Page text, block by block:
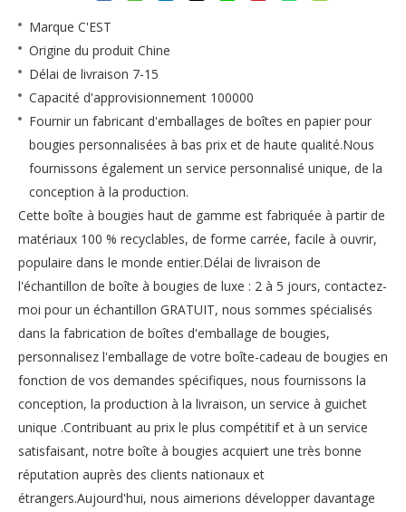
Marque C'EST
Origine du produit Chine
Délai de livraison 7-15
Capacité d'approvisionnement 100000
Fournir un fabricant d'emballages de boîtes en papier pour
bougies personnalisées à bas prix et de haute qualité.Nous
fournissons également un service personnalisé unique, de la
conception à la production.
Cette boîte à bougies haut de gamme est fabriquée à partir de
matériaux 100 % recyclables, de forme carrée, facile à ouvrir,
populaire dans le monde entier.Délai de livraison de
l'échantillon de boîte à bougies de luxe : 2 à 5 jours, contactez-
moi pour un échantillon GRATUIT, nous sommes spécialisés
dans la fabrication de boîtes d'emballage de bougies,
personnalisez l'emballage de votre boîte-cadeau de bougies en
fonction de vos demandes spécifiques, nous fournissons la
conception, la production à la livraison, un service à guichet
unique .Contribuant au prix le plus compétitif et à un service
satisfaisant, notre boîte à bougies acquiert une très bonne
réputation auprès des clients nationaux et
étrangers.Aujourd'hui, nous aimerions développer davantage